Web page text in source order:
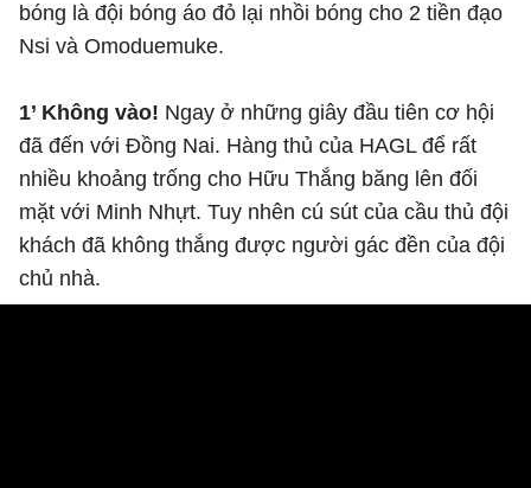
bóng là đội bóng áo đỏ lại nhồi bóng cho 2 tiền đạo
Nsi và Omoduemuke.
1’ Không vào! Ngay ở những giây đầu tiên cơ hội
đã đến với Đồng Nai. Hàng thủ của HAGL để rất
nhiều khoảng trống cho Hữu Thắng băng lên đối
mặt với Minh Nhựt. Tuy nhên cú sút của cầu thủ đội
khách đã không thắng được người gác đền của đội
chủ nhà.